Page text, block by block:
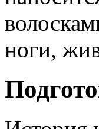
ноги,